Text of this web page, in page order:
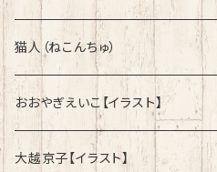
綿100%ノーマルタイプ
綿100%ノーマルタイプ
猫人（ねこんちゅ）
おおやぎえいこ【イラスト】
大越京子【イラスト】